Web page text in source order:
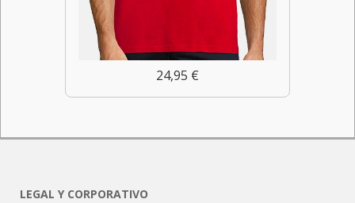
24,95 €
LEGAL Y CORPORATIVO